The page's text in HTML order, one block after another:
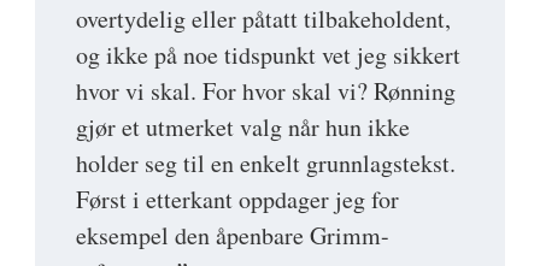
overtydelig eller påtatt tilbakeholdent,
og ikke på noe tidspunkt vet jeg sikkert
hvor vi skal. For hvor skal vi? Rønning
gjør et utmerket valg når hun ikke
holder seg til en enkelt grunnlagstekst.
Først i etterkant oppdager jeg for
eksempel den åpenbare Grimm-